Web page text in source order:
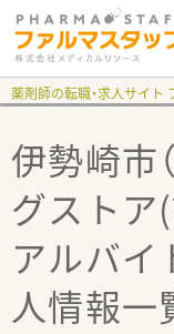
薬剤師の転職・求人サイト
伊勢崎市
グストア(
アルバイ
人情報一